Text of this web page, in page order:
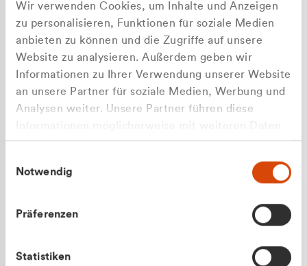
Wir verwenden Cookies, um Inhalte und Anzeigen
zu personalisieren, Funktionen für soziale Medien
anbieten zu können und die Zugriffe auf unsere
Website zu analysieren. Außerdem geben wir
Informationen zu Ihrer Verwendung unserer Website
an unsere Partner für soziale Medien, Werbung und
Analysen weiter. Unsere Partner führen diese
zusammen, die Sie ihnen bereitgestellt haben oder
gesammelt haben.
Notwendig
Präferenzen
Statistiken
Apilash Balanesan